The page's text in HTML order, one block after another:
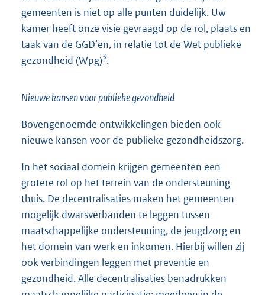
gemeenten is niet op alle punten duidelijk. Uw
kamer heeft onze visie gevraagd op de rol, plaats en
taak van de GGD’en, in relatie tot de Wet publieke
gezondheid (Wpg)3.
Nieuwe kansen voor publieke gezondheid
Bovengenoemde ontwikkelingen bieden ook
nieuwe kansen voor de publieke gezondheidszorg.
In het sociaal domein krijgen gemeenten een
grotere rol op het terrein van de ondersteuning
thuis. De decentralisaties maken het gemeenten
mogelijk dwarsverbanden te leggen tussen
maatschappelijke ondersteuning, de jeugdzorg en
het domein van werk en inkomen. Hierbij willen zij
ook verbindingen leggen met preventie en
gezondheid. Alle decentralisaties benadrukken